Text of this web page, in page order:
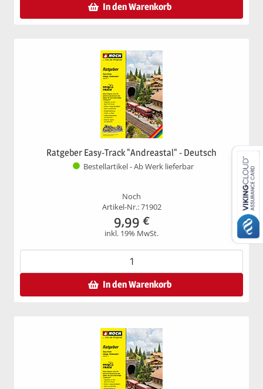
In den Warenkorb
Ratgeber Easy-Track "Andreastal" - Deutsch
Bestellartikel - Ab Werk lieferbar
Noch
Artikel-Nr.: 71902
9,99 €
inkl. 19% MwSt.
In den Warenkorb